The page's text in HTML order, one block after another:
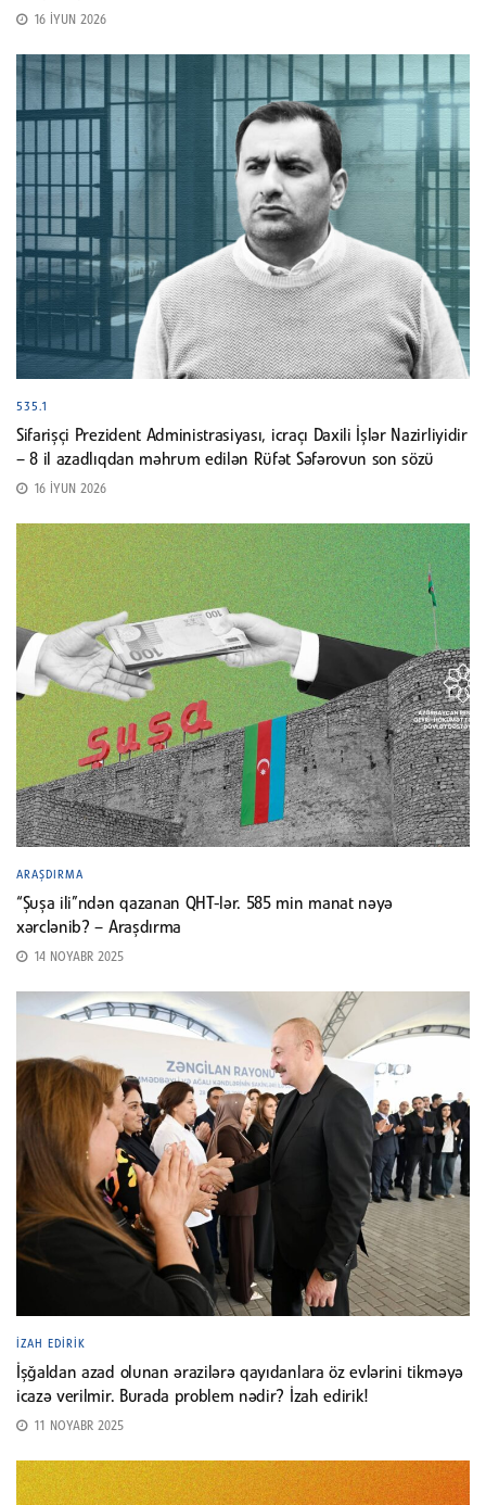
16 İYUN 2026
535.1
Sifarişçi Prezident Administrasiyası, icraçı Daxili İşlər Nazirliyidir
– 8 il azadlıqdan məhrum edilən Rüfət Səfərovun son sözü
16 İYUN 2026
ARAŞDIRMA
“Şuşa ili”ndən qazanan QHT-lər. 585 min manat nəyə
xərclənib? – Araşdırma
14 NOYABR 2025
İZAH EDIRIK
İşğaldan azad olunan ərazilərə qayıdanlara öz evlərini tikməyə
icazə verilmir. Burada problem nədir? İzah edirik!
11 NOYABR 2025